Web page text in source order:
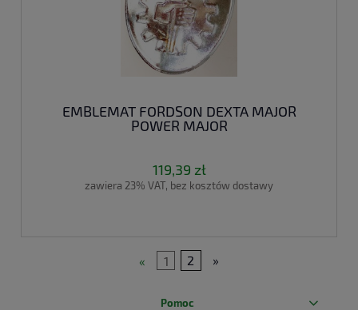
EMBLEMAT FORDSON DEXTA MAJOR
POWER MAJOR
119,39 zł
zawiera 23% VAT, bez kosztów dostawy
« 1 2 »
Pomoc